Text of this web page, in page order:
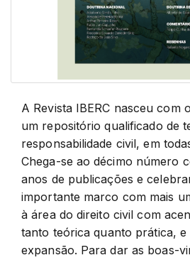
A Revista IBERC nasceu com
um repositório qualificado de
responsabilidade civil, em
Chega-se ao décimo número
anos de publicações e
importante marco com mais
à área do direito civil com
tanto teórica quanto prática, e
expansão. Para dar as boas-